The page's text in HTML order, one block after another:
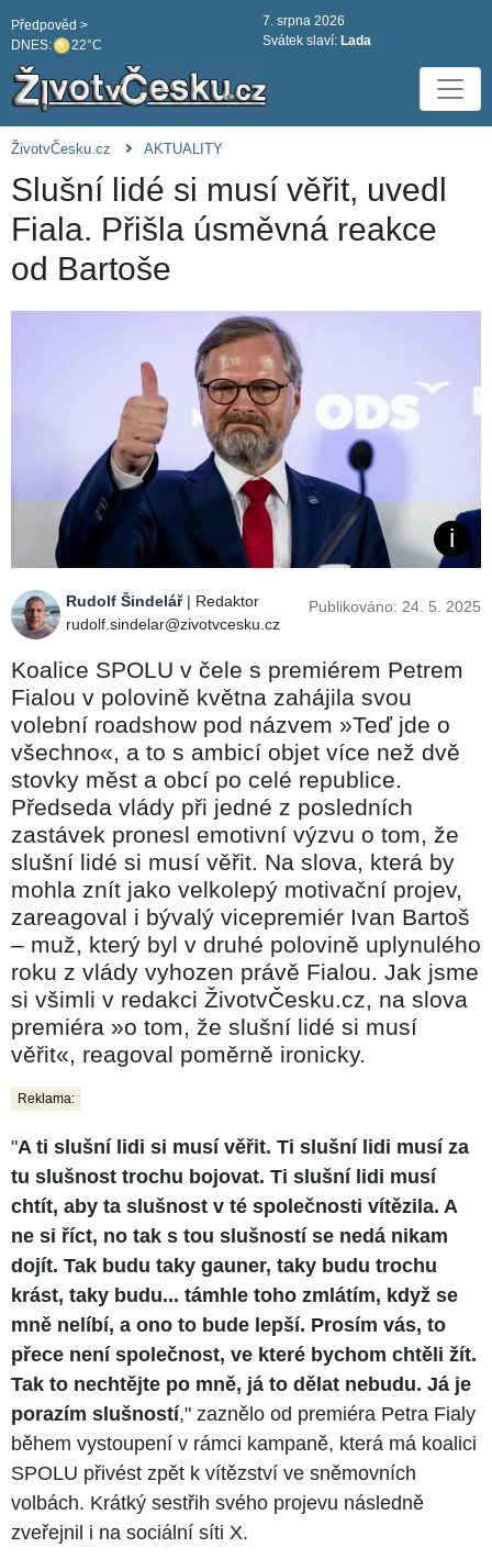
DNES: 22°C
Předpověd >
7. srpna 2026
Svátek slaví: Lada
ŽivotvČesku.cz AKTUALITY
Slušní lidé si musí věřit, uvedl
Fiala. Přišla úsměvná reakce
od Bartoše
Rudolf Šindelář| Redaktor
rudolf.sindelar@zivotvcesku.cz
Publikováno: 24. 5. 2025
Koalice SPOLU v čele s premiérem Petrem
Fialou v polovině května zahájila svou
volební roadshow pod názvem »Teď jde o
všechno«, a to s ambicí objet více než dvě
stovky měst a obcí po celé republice.
Předseda vlády při jedné z posledních
zastávek pronesl emotivní výzvu o tom, že
slušní lidé si musí věřit. Na slova, která by
mohla znít jako velkolepý motivační projev,
zareagoval i bývalý vicepremiér Ivan Bartoš
–⁠⁠⁠⁠⁠⁠ muž, který byl v druhé polovině uplynulého
roku z vlády vyhozen právě Fialou. Jak jsme
si všimli v redakci ŽivotvČesku.cz, na slova
premiéra »o tom, že slušní lidé si musí
věřit«, reagoval poměrně ironicky.
Reklama:
"A ti slušní lidi si musí věřit. Ti slušní lidi musí za
tu slušnost trochu bojovat. Ti slušní lidi musí
chtít, aby ta slušnost v té společnosti vítězila. A
ne si říct, no tak s tou slušností se nedá nikam
dojít. Tak budu taky gauner, taky budu trochu
krást, taky budu... támhle toho zmlátím, když se
mně nelíbí, a ono to bude lepší. Prosím vás, to
přece není společnost, ve které bychom chtěli žít.
Tak to nechtějte po mně, já to dělat nebudu. Já je
porazím slušností," zaznělo od premiéra Petra Fialy
během vystoupení v rámci kampaně, která má koalici
SPOLU přivést zpět k vítězství ve sněmovních
volbách. Krátký sestřih svého projevu následně
zveřejnil i na sociální síti X.